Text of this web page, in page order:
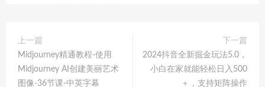
上一篇
Midjourney精通教程-使用
Midjourney AI创建美丽艺术
图像-36节课-中英字幕
下一篇
2024抖音全新掘金玩法5.0，
小白在家就能轻松日入500
＋，支持矩阵操作